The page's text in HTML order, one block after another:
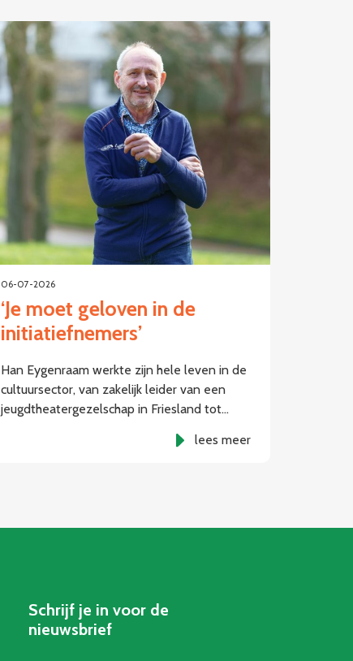
06-07-2026
‘Je moet geloven in de
initiatiefnemers’
Han Eygenraam werkte zijn hele leven in de
cultuursector, van zakelijk leider van een
jeugdtheatergezelschap in Friesland tot…
lees meer
Schrijf je in voor de
nieuwsbrief